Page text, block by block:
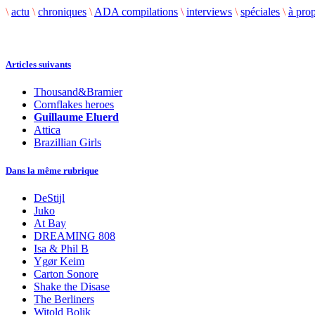
\ actu \ chroniques \ ADA compilations \ interviews \ spéciales \ à
Articles suivants
Thousand&Bramier
Cornflakes heroes
Guillaume Eluerd
Attica
Brazillian Girls
Dans la même rubrique
DeStijl
Juko
At Bay
DREAMING 808
Isa & Phil B
Ygør Keim
Carton Sonore
Shake the Disase
The Berliners
Witold Bolik